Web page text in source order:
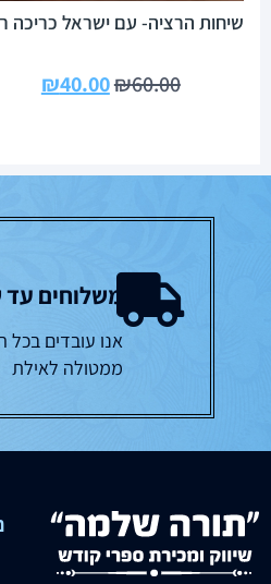
שיחות הרציה- עם ישראל כריכה
₪60.00
₪40.00
משלוחים עד
אנו עובדים בכל
ממטולה לאילת